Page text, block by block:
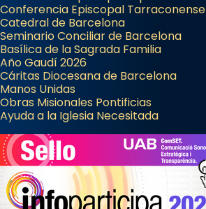
Conferencia Episcopal Tarraconense
Catedral de Barcelona
Seminario Conciliar de Barcelona
Basílica de la Sagrada Familia
Año Gaudí 2026
Cáritas Diocesana de Barcelona
Manos Unidas
Obras Misionales Pontificias
Ayuda a la Iglesia Necesitada